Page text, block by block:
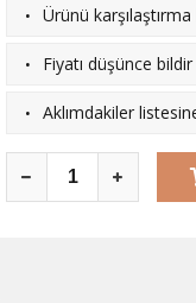
· Ürünü
· Fiyatı düşünce bildir
· Aklımdakiler